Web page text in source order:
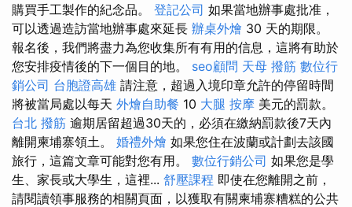
購買手工製作的紀念品。 登記公司 如果當地辦事處批准，
可以透過造訪當地辦事處來延長 辦桌外燴 30 天的期限。
報名後，我們將盡力為您收集所有有用的信息，這將有助於
您安排疫情後的下一個目的地。 seo顧問 天母 撥筋 數位行
銷公司 台胞證高雄 請注意，超過入境印章允許的停留時間
將被當局處以每天 外燴自助餐 10 大腿 按摩 美元的罰款。
台北 撥筋 逾期居留超過30天的，必須在繳納罰款後7天內
離開柬埔寨領土。 婚禮外燴 如果您住在波蘭或計劃去該國
旅行，這篇文章可能對您有用。 數位行銷公司 如果您是學
生、家長或大學生，這裡... 舒壓課程 即使在您離開之前，
請閱讀領事服務的相關頁面，以獲取有關柬埔寨糟糕的公共